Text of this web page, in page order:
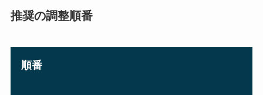
推奨の調整順番
順番